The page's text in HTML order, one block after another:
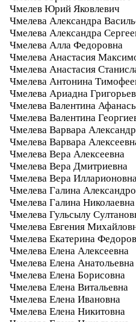
Чмелев Юрий Яковлевич
Чмелева Александра
Чмелева Александра
Чмелева Алла Федоровна
Чмелева Анастасия
Чмелева Анастасия
Чмелева Антонина
Чмелева Ариадна
Чмелева Валентина
Чмелева Валентина
Чмелева Варвара
Чмелева Варвара
Чмелева Вера Алексеевна
Чмелева Вера Дмитриевна
Чмелева Вера
Чмелева Галина
Чмелева Галина Николаевна
Чмелева Гульсылу
Чмелева Евгения
Чмелева Екатерина
Чмелева Елена Алексеевна
Чмелева Елена Анатольевна
Чмелева Елена Борисовна
Чмелева Елена Витальевна
Чмелева Елена Ивановна
Чмелева Елена Никитовна